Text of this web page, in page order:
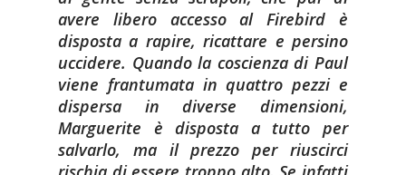
avere libero accesso al Firebird è
disposta a rapire, ricattare e persino
uccidere. Quando la coscienza di Paul
viene frantumata in quattro pezzi e
dispersa in diverse dimensioni,
Marguerite è disposta a tutto per
salvarlo, ma il prezzo per riuscirci